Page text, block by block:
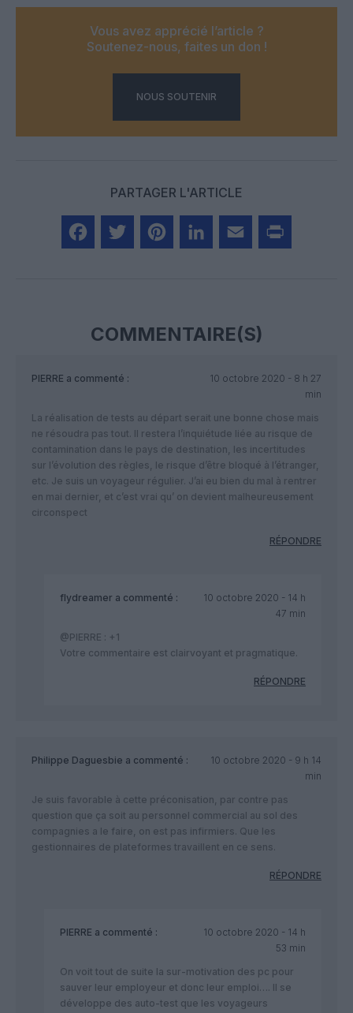
Vous avez apprécié l’article ?
Soutenez-nous, faites un don !
NOUS SOUTENIR
PARTAGER L'ARTICLE
COMMENTAIRE(S)
PIERRE a commenté :
10 octobre 2020 - 8 h 27
min
La réalisation de tests au départ serait une bonne chose mais
ne résoudra pas tout. Il restera l’inquiétude liée au risque de
contamination dans le pays de destination, les incertitudes
sur l’évolution des règles, le risque d’être bloqué à l’étranger,
etc. Je suis un voyageur régulier. J’ai eu bien du mal à rentrer
en mai dernier, et c’est vrai qu’ on devient malheureusement
circonspect
RÉPONDRE
flydreamer a commenté :
10 octobre 2020 - 14 h
47 min
@PIERRE : +1
Votre commentaire est clairvoyant et pragmatique.
RÉPONDRE
Philippe Daguesbie a commenté :
10 octobre 2020 - 9 h 14
min
Je suis favorable à cette préconisation, par contre pas
question que ça soit au personnel commercial au sol des
compagnies a le faire, on est pas infirmiers. Que les
gestionnaires de plateformes travaillent en ce sens.
RÉPONDRE
PIERRE a commenté :
10 octobre 2020 - 14 h
53 min
On voit tout de suite la sur-motivation des pc pour
sauver leur employeur et donc leur emploi…. Il se
développe des auto-test que les voyageurs